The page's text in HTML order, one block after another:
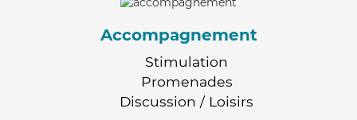
Accompagnement
Stimulation
Promenades
Discussion / Loisirs